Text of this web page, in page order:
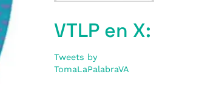
VTLP en X:
Tweets by
TomaLaPalabraVA